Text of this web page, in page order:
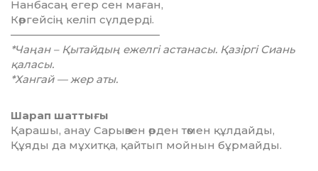
Нанбасаң егер сен маған,
Көргейсің келіп сүлдерді.
——————————————
*Чаңан – Қытайдың ежелгі астанасы. Қазіргі Сиань
қаласы.
*Хангай — жер аты.
Шарап шаттығы
Қарашы, анау Сарыөзен өрден төмен құлдайды,
Құяды да мұхитқа, қайтып мойнын бұрмайды.